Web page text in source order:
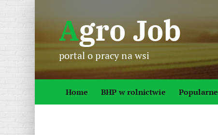
p
o
Agro Job
portal o pracy na wsi
Home BHP w rolnictwie Popularne